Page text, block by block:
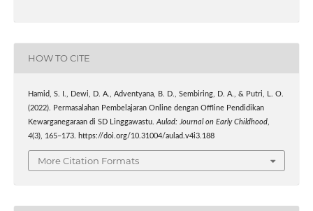
HOW TO CITE
Hamid, S. I., Dewi, D. A., Adventyana, B. D., Sembiring, D. A., & Putri, L. O.
(2022). Permasalahan Pembelajaran Online dengan Offline Pendidikan
Kewarganegaraan di SD Linggawastu. Aulad: Journal on Early Childhood,
4(3), 165–173. https://doi.org/10.31004/aulad.v4i3.188
More Citation Formats